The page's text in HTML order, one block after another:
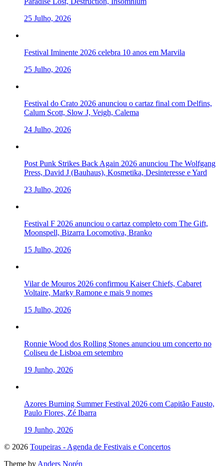
25 Julho, 2026
Festival Iminente 2026 celebra 10 anos em Marvila
25 Julho, 2026
Festival do Crato 2026 anunciou o cartaz final com Delfins,
Calum Scott, Slow J, Veigh, Calema
24 Julho, 2026
Post Punk Strikes Back Again 2026 anunciou The Wolfgang
Press, David J (Bauhaus), Kosmetika, Desinteresse e Yard
23 Julho, 2026
Festival F 2026 anunciou o cartaz completo com The Gift,
Moonspell, Bizarra Locomotiva, Branko
15 Julho, 2026
Vilar de Mouros 2026 confirmou Kaiser Chiefs, Cabaret
Voltaire, Marky Ramone e mais 9 nomes
15 Julho, 2026
Ronnie Wood dos Rolling Stones anunciou um concerto no
Coliseu de Lisboa em setembro
19 Junho, 2026
Azores Burning Summer Festival 2026 com Capitão Fausto,
Paulo Flores, Zé Ibarra
19 Junho, 2026
To
top
© 2026 Toupeiras - Agenda de Festivais e Concertos
Theme by Anders Norén